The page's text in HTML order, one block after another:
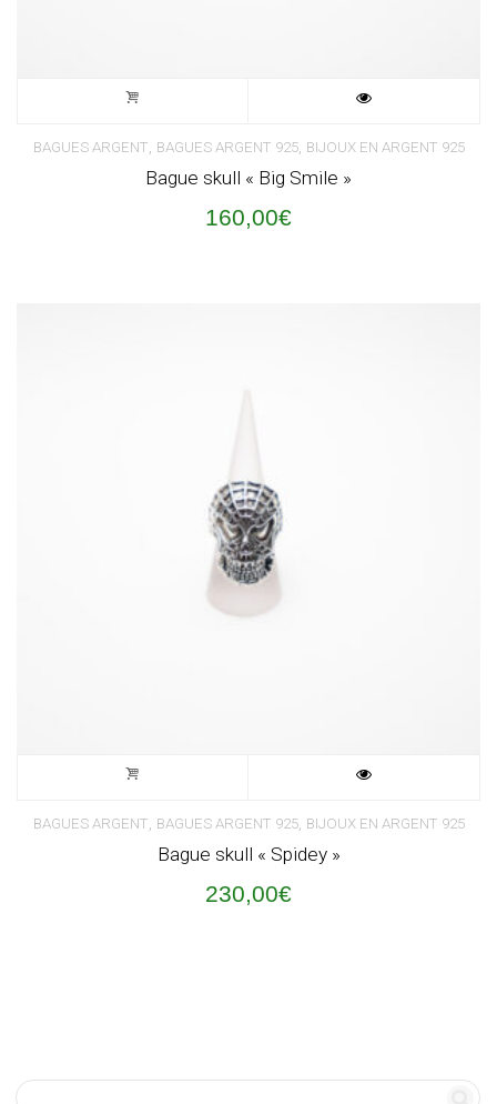
BAGUES ARGENT, BAGUES ARGENT 925, BIJOUX EN ARGENT 925
Bague skull « Big Smile »
160,00€
BAGUES ARGENT, BAGUES ARGENT 925, BIJOUX EN ARGENT 925
Bague skull « Spidey »
230,00€